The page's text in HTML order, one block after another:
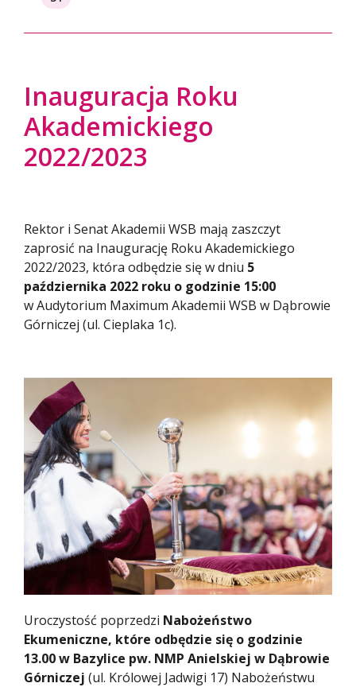
Inauguracja Roku
Akademickiego
2022/2023
Rektor i Senat Akademii WSB mają zaszczyt
zaprosić na Inaugurację Roku Akademickiego
2022/2023, która odbędzie się w dniu 5
października 2022 roku o godzinie 15:00
w Audytorium Maximum Akademii WSB w Dąbrowie
Górniczej (ul. Cieplaka 1c).
Uroczystość poprzedzi Nabożeństwo
Ekumeniczne, które odbędzie się o godzinie
13.00 w Bazylice pw. NMP Anielskiej w Dąbrowie
Górniczej (ul. Królowej Jadwigi 17) Nabożeństwu